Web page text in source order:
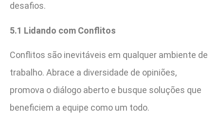
desafios.
5.1 Lidando com Conflitos
Conflitos são inevitáveis em qualquer ambiente de
trabalho. Abrace a diversidade de opiniões,
promova o diálogo aberto e busque soluções que
beneficiem a equipe como um todo.